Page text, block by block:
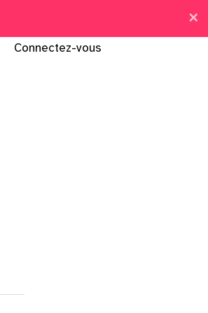
×
Connectez-vous